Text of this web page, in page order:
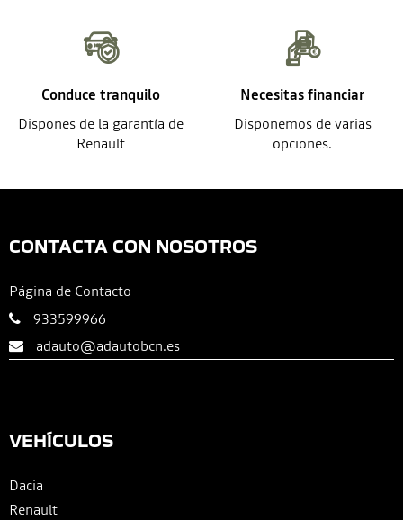
Conduce tranquilo
Dispones de la garantía de
Renault
Necesitas financiar
Disponemos de varias
opciones.
CONTACTA CON NOSOTROS
Página de Contacto
933599966
adauto@adautobcn.es
VEHÍCULOS
Dacia
Renault